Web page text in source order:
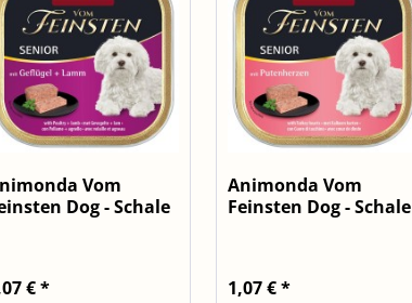
Vom
Dog - Schale
€ *
Animonda Vom
Feinsten Dog - Schale
1,07 € *